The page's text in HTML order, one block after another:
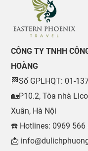
CÔNG TY TNHH
HOÀNG
🏁Số GPLHQT: 01-
🏡P10.2, Tòa nhà
Xuân, Hà Nội
☎️ Hotlines: 0969 566
📩